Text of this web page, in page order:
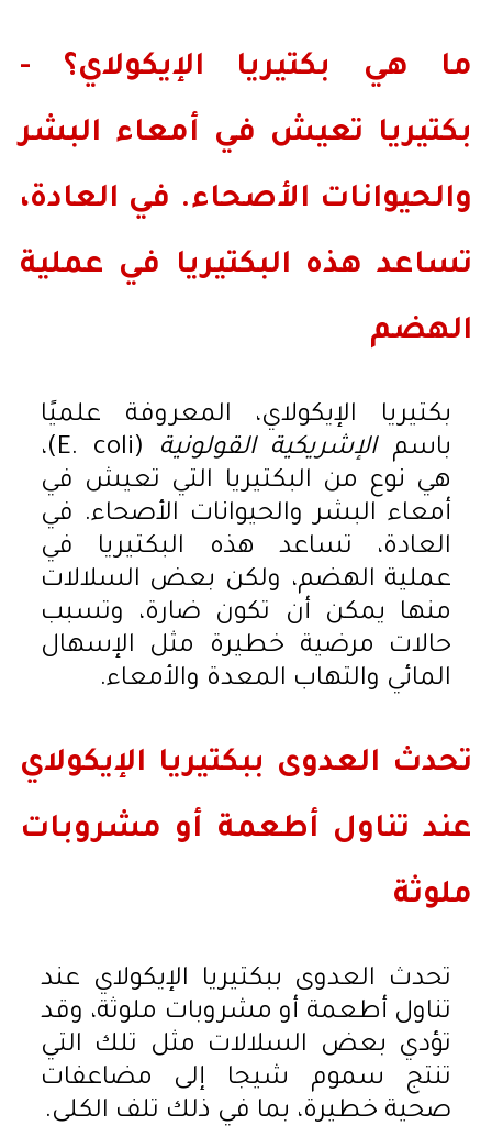
ما هي بكتيريا الإيكولاي؟ -
بكتيريا تعيش في أمعاء البشر
والحيوانات الأصحاء. في العادة،
تساعد هذه البكتيريا في عملية
الهضم
بكتيريا الإيكولاي، المعروفة علميًا
باسمالإشريكية القولونية
(E. coli)،
هي نوع من البكتيريا التي تعيش في
أمعاء البشر والحيوانات الأصحاء. في
العادة، تساعد هذه البكتيريا في
عملية الهضم، ولكن بعض السلالات
منها يمكن أن تكون ضارة، وتسبب
حالات مرضية خطيرة مثل الإسهال
المائي والتهاب المعدة والأمعاء.
تحدث العدوى ببكتيريا الإيكولاي
عند تناول أطعمة أو مشروبات
ملوثة
تحدث العدوى ببكتيريا الإيكولاي عند
تناول أطعمة أو مشروبات ملوثة، وقد
تؤدي بعض السلالات مثل تلك التي
تنتج سموم شيجا إلى مضاعفات
صحية خطيرة، بما في ذلك تلف الكلى.